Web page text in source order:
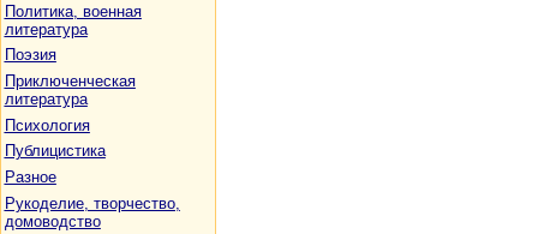
Политика, военная
литература
Поэзия
Приключенческая
литература
Психология
Публицистика
Разное
Рукоделие, творчество,
домоводство